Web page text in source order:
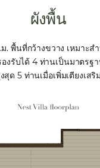
ผังพื้น
. พื้นที่กว้างขวาง เหมาะส
งรับได้ 4 ท่านเป็นมาตรฐ
สุด 5 ท่านเมื่อเพิ่มเตียงเสริม